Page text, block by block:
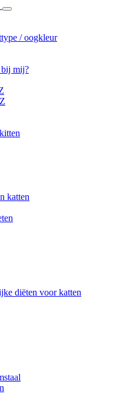
/ oogkleur
bij mij?
katten
diëten voor katten